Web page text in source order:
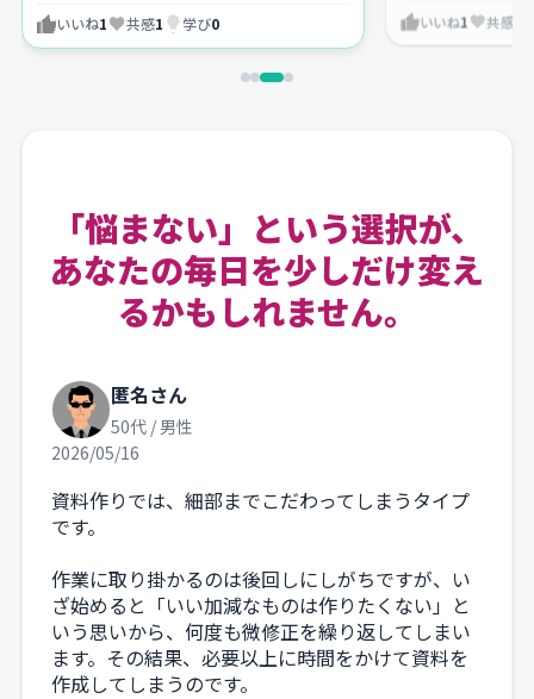
いいね1 共感1 学び0 いいね1 共感
「悩まない」という選択が、
あなたの毎日を少しだけ変え
るかもしれません。
匿名さん
50代 / 男性
2026/05/16
資料作りでは、細部までこだわってしまうタイプ
です。
作業に取り掛かるのは後回しにしがちですが、い
ざ始めると「いい加減なものは作りたくない」と
いう思いから、何度も微修正を繰り返してしまい
ます。その結果、必要以上に時間をかけて資料を
作成してしまうのです。